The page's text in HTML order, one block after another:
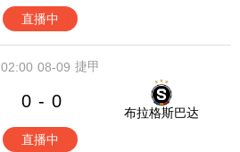
直播中
08-09
02:00 捷甲
0 - 0
布拉格斯巴达
直播中